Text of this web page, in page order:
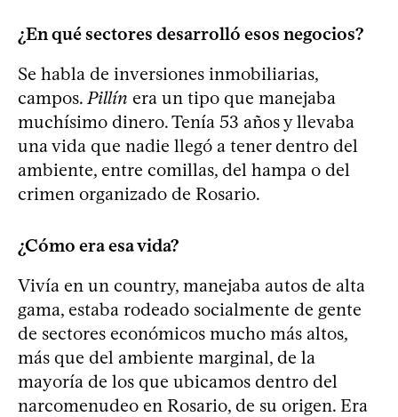
¿En qué sectores desarrolló esos negocios?
Se habla de inversiones inmobiliarias,
campos. Pillín era un tipo que manejaba
muchísimo dinero. Tenía 53 años y llevaba
una vida que nadie llegó a tener dentro del
ambiente, entre comillas, del hampa o del
crimen organizado de Rosario.
¿Cómo era esa vida?
Vivía en un country, manejaba autos de alta
gama, estaba rodeado socialmente de gente
de sectores económicos mucho más altos,
más que del ambiente marginal, de la
mayoría de los que ubicamos dentro del
narcomenudeo en Rosario, de su origen. Era